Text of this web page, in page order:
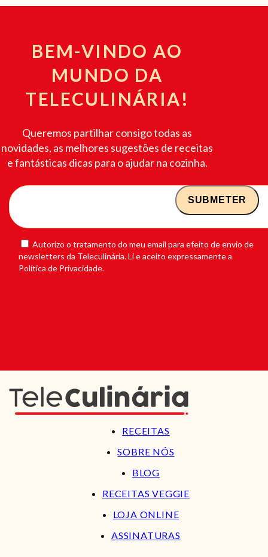
BEM-VINDO AO
MUNDO DA
TELECULINÁRIA!
Queremos partilhar consigo todas as
novidades, as melhores sugestões de receitas
e fantásticas dicas para o ajudar na cozinha.
Autorizo o tratamento do meu email para efeito de envio de
newsletters da Teleculinária. Li e aceito expressamente a
Política de Privacidade.
RECEITAS
SOBRE NÓS
BLOG
RECEITAS VEGGIE
LOJA ONLINE
ASSINATURAS